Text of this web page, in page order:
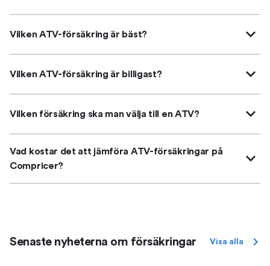
Vilken ATV-försäkring är bäst?
Vilken ATV-försäkring är billigast?
Vilken försäkring ska man välja till en ATV?
Vad kostar det att jämföra ATV-försäkringar på
Compricer?
Senaste nyheterna om försäkringar Visa alla